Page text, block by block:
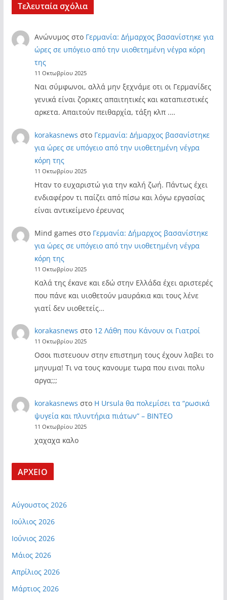
Τελευταία σχόλια
Ανώνυμος στο Γερμανία: Δήμαρχος βασανίστηκε για
ώρες σε υπόγειο από την υιοθετημένη νέγρα κόρη
της
11 Οκτωβρίου 2025
Ναι σύμφωνοι, αλλά μην ξεχνάμε οτι οι Γερμανίδες
γενικά είναι ζορικες απαιτητικές και καταπιεστικές
αρκετα. Απαιτούν πειθαρχία, τάξη κλπ .…
korakasnews στο Γερμανία: Δήμαρχος βασανίστηκε
για ώρες σε υπόγειο από την υιοθετημένη νέγρα
κόρη της
11 Οκτωβρίου 2025
Ηταν το ευχαριστώ για την καλή ζωή. Πάντως έχει
ενδιαφέρον τι παίζει από πίσω και λόγω εργασίας
είναι αντικείμενο έρευνας
Mind games στο Γερμανία: Δήμαρχος βασανίστηκε
για ώρες σε υπόγειο από την υιοθετημένη νέγρα
κόρη της
11 Οκτωβρίου 2025
Καλά της έκανε και εδώ στην Ελλάδα έχει αριστερές
που πάνε και υιοθετούν μαυράκια και τους λένε
γιατί δεν υιοθετείς…
korakasnews στο 12 Λάθη που Κάνουν οι Γιατροί
11 Οκτωβρίου 2025
Οσοι πιστευουν στην επιστημη τους έχουν λαβει το
μηνυμα! Τι να τους κανουμε τωρα που ειναι πολυ
αργα;;;
korakasnews στο Η Ursula θα πολεμίσει τα “ρωσικά
ψυγεία και πλυντήρια πιάτων” – ΒΙΝΤΕΟ
11 Οκτωβρίου 2025
χαχαχα καλο
ΑΡΧΕΙΟ
Αύγουστος 2026
Ιούλιος 2026
Ιούνιος 2026
Μάιος 2026
Απρίλιος 2026
Μάρτιος 2026